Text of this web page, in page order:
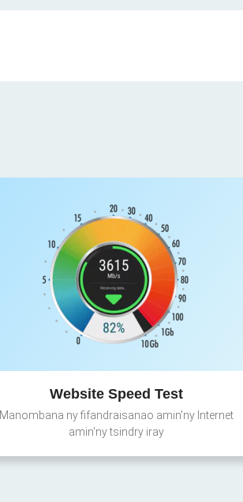
Website Speed Test
Manombana ny fifandraisanao amin'ny Internet
amin'ny tsindry iray